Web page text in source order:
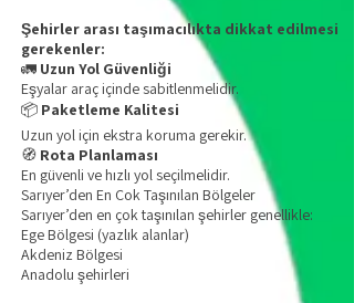
Şehirler arası taşımacılıkta dikkat edilmesi
gerekenler:
🚛 Uzun Yol Güvenliği
Eşyalar araç içinde sabitlenmelidir.
📦 Paketleme Kalitesi
Uzun yol için ekstra koruma gerekir.
🧭 Rota Planlaması
En güvenli ve hızlı yol seçilmelidir.
Sarıyer’den En Çok Taşınılan Bölgeler
Sarıyer’den en çok taşınılan şehirler genellikle:
Ege Bölgesi (yazlık alanlar)
Akdeniz Bölgesi
Anadolu şehirleri